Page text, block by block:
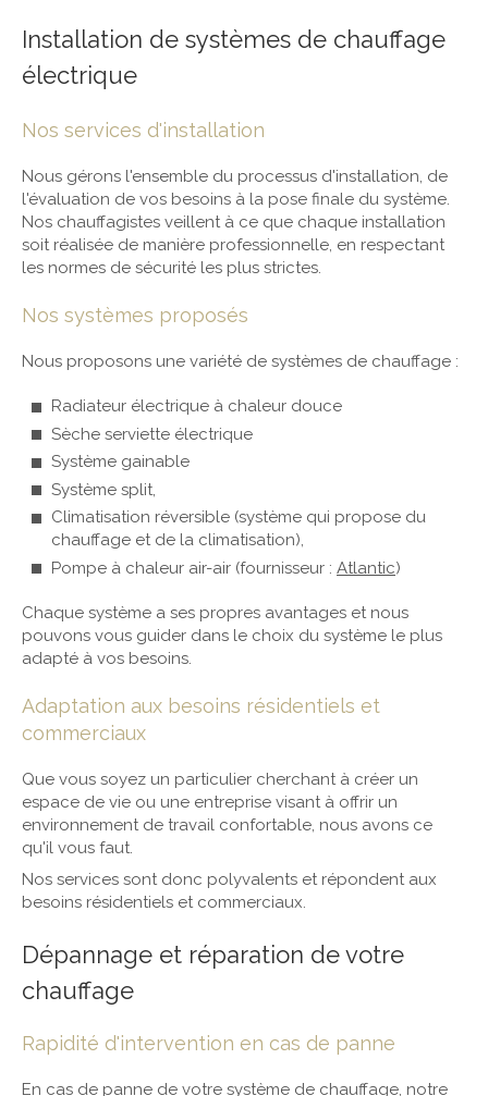
Installation de systèmes de chauffage
électrique
Nos services d'installation
Nous gérons l'ensemble du processus d'installation, de
l'évaluation de vos besoins à la pose finale du système.
Nos chauffagistes veillent à ce que chaque installation
soit réalisée de manière professionnelle, en respectant
les normes de sécurité les plus strictes.
Nos systèmes proposés
Nous proposons une variété de systèmes de chauffage :
Radiateur électrique à chaleur douce
Sèche serviette électrique
Système gainable
Système split,
Climatisation réversible (système qui propose du
chauffage et de la climatisation),
Pompe à chaleur air-air (fournisseur : Atlantic)
Chaque système a ses propres avantages et nous
pouvons vous guider dans le choix du système le plus
adapté à vos besoins.
Adaptation aux besoins résidentiels et
commerciaux
Que vous soyez un particulier cherchant à créer un
espace de vie ou une entreprise visant à offrir un
environnement de travail confortable, nous avons ce
qu'il vous faut.
Nos services sont donc polyvalents et répondent aux
besoins résidentiels et commerciaux.
Dépannage et réparation de votre
chauffage
Rapidité d'intervention en cas de panne
En cas de panne de votre système de chauffage, notre